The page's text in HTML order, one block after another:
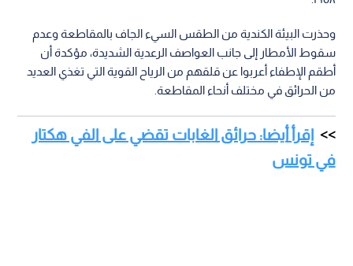
وحذرت البيئة الكندية من الطقس السيء الجاف بالمقاطعة وعدم
سقوط الأمطار إلى جانب العواصف الرعدية الشديدة، مؤكدة أن
أطقم الإطفاء أعربوا عن قلقهم من الرياح القوية التي تغذي العديد
من الحرائق في مختلف أنحاء المقاطعة.
إقرأ أيضا: حرائق الغابات تقضي على الفي هكتار
في تونس